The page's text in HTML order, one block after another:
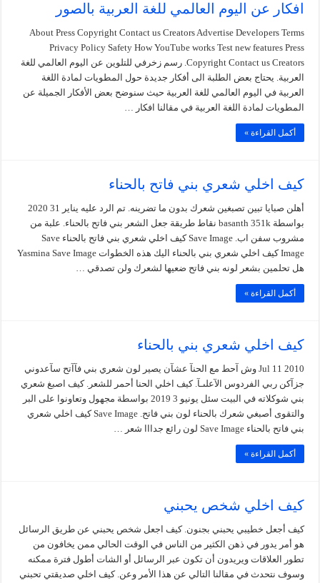
افكار عن اليوم العالمي للغة العربية بالصور
About Press Copyright Contact us Creators Advertise Developers Terms
Privacy Policy Safety How YouTube works Test new features Press
Copyright Contact us Creators. رسم زخرفي للتلوين عن اليوم العالمي للغة
العربية. يحتاج بعض الطلبة الى أفكار جديدة حول المطويات لمادة اللغة
العربية في اليوم العالمي للغة العربية حيث سنوضح بعض الأفكار الجميلة عن
المطويات لمادة اللغة العربية في مقالنا افكار …
أكمل القراءة »
كيف اخلي شعري بني فاتح بالحناء
أهلن صبايا تبين تصبغين شعرك بدون ما تضرينه. تم الرد عليه يناير 31 2020
بواسطة basanth 351k نقاط طريقة جعل الشعر بني فاتح بالحناء. علبة من
مشروب سفن اب. Save Image كيف اخلي شعري بني فاتح بالحناء Save
Image كيف اخلي شعري بني بالحناء اليك هذه الخطوات Yasmina Save Image
هل تحلمين بشعر لونه بني فاتح ضعيها لشعرك ولن تصدقي …
أكمل القراءة »
كيف اخلي شعري بني بالحناء
Jul 11 2010 وش آحط مع الحنآ عشآن يصير لون شعري بني فآآتح سآعدوني
جزآكن ربي الفردوس الآعلىـآ. كيف اخلي الحنا أحمر للشعر. كيف اصبغ شعري
بني شوكلاته في البيت سئل يونيو 3 2019 بواسطة مجهول وتعاونوا على البر
والتقوى أصبغي شعرك بالحناء لون بني فاتح. Save Image كيف اخلي شعري
بني فاتح بالحناء Save Image لون رائع جدااا شعر …
أكمل القراءة »
كيف اخلي شخص يحبني
كيف أجعل خطيبي يحبني بجنون. كيف اجعل شخص يحبني عن طريق الرسائل
هو أمر يدور في ذهن الكثير من الناس في الوقت الحالي ممن يخافون من
تطور العلاقات ويريدون أن تكون عبر الرسائل أو الشات أطول فترة ممكنه
وسوف نتحدث في مقالنا التالي عن هذا الأمر وعن. كيف اخلي صديقتي تحبني